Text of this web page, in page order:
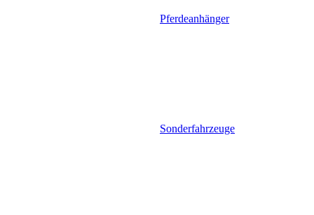
Pferdeanhänger
Sonderfahrzeuge